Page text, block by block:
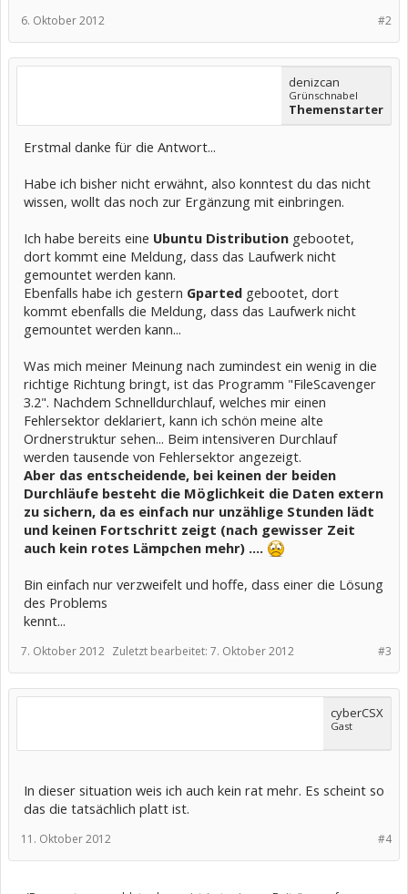
#2
6. Oktober 2012
denizcan
Grünschnabel
Themenstarter
Erstmal danke für die Antwort...
Habe ich bisher nicht erwähnt, also konntest du das nicht
wissen, wollt das noch zur Ergänzung mit einbringen.
Ich habe bereits eine Ubuntu Distribution gebootet,
dort kommt eine Meldung, dass das Laufwerk nicht
gemountet werden kann.
Ebenfalls habe ich gestern Gparted gebootet, dort
kommt ebenfalls die Meldung, dass das Laufwerk nicht
gemountet werden kann...
Was mich meiner Meinung nach zumindest ein wenig in die
richtige Richtung bringt, ist das Programm "FileScavenger
3.2". Nachdem Schnelldurchlauf, welches mir einen
Fehlersektor deklariert, kann ich schön meine alte
Ordnerstruktur sehen... Beim intensiveren Durchlauf
werden tausende von Fehlersektor angezeigt.
Aber das entscheidende, bei keinen der beiden
Durchläufe besteht die Möglichkeit die Daten extern
zu sichern, da es einfach nur unzählige Stunden lädt
und keinen Fortschritt zeigt (nach gewisser Zeit
auch kein rotes Lämpchen mehr) ....
Bin einfach nur verzweifelt und hoffe, dass einer die Lösung
des Problems
kennt...
#3
7. Oktober 2012 Zuletzt bearbeitet: 7. Oktober 2012
cyberCSX
Gast
In dieser situation weis ich auch kein rat mehr. Es scheint so
das die tatsächlich platt ist.
#4
11. Oktober 2012